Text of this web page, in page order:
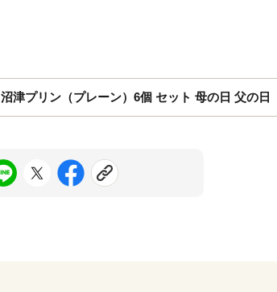
沼津プリン（プレーン）6個 セット 母の日 父の日